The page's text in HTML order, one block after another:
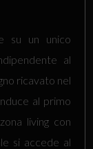
su un unico
al
ricavato nel
al primo
living con
si accede al